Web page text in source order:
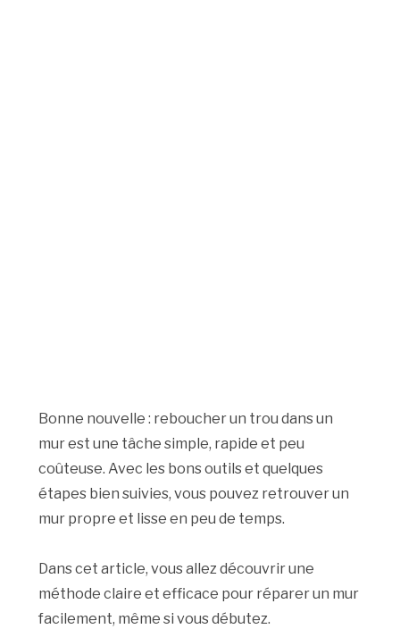
Bonne nouvelle : reboucher un trou dans un
mur est une tâche simple, rapide et peu
coûteuse. Avec les bons outils et quelques
étapes bien suivies, vous pouvez retrouver un
mur propre et lisse en peu de temps.
Dans cet article, vous allez découvrir une
méthode claire et efficace pour réparer un mur
facilement, même si vous débutez.